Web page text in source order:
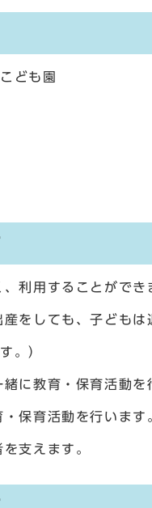
ども園
利用することができ
をしても、子どもは
。）
に教育・保育活動を
保育活動を行います
支えます。